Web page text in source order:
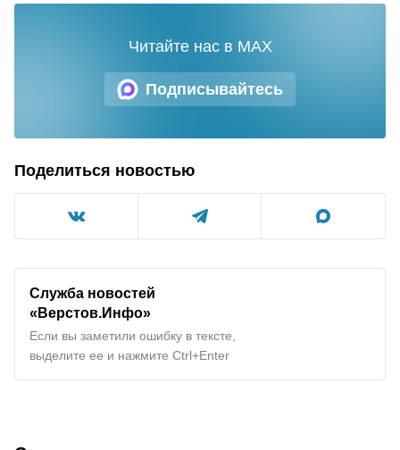
Подписывайтесь
Читайте нас в MAX
Поделиться новостью
Служба новостей
«Верстов.Инфо»
Если вы заметили ошибку в тексте,
выделите ее и нажмите Ctrl+Enter